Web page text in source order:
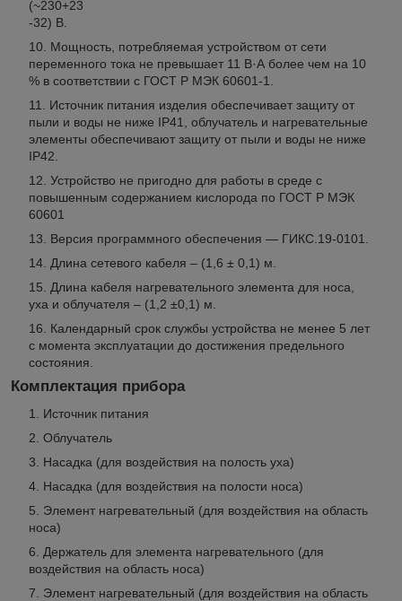
(~230+23
-32) В.
Мощность, потребляемая устройством от сети
переменного тока не превышает 11 В·А более чем на 10
% в соответствии с ГОСТ Р МЭК 60601-1.
Источник питания изделия обеспечивает защиту от
пыли и воды не ниже IP41, облучатель и нагревательные
элементы обеспечивают защиту от пыли и воды не ниже
IP42.
Устройство не пригодно для работы в среде с
повышенным содержанием кислорода по ГОСТ Р МЭК
60601
Версия программного обеспечения — ГИКС.19-0101.
Длина сетевого кабеля – (1,6 ± 0,1) м.
Длина кабеля нагревательного элемента для носа,
уха и облучателя – (1,2 ±0,1) м.
Календарный срок службы устройства не менее 5 лет
с момента эксплуатации до достижения предельного
состояния.
Комплектация прибора
Источник питания
Облучатель
Насадка (для воздействия на полость уха)
Насадка (для воздействия на полости носа)
Элемент нагревательный (для воздействия на область
носа)
Держатель для элемента нагревательного (для
воздействия на область носа)
Элемент нагревательный (для воздействия на область